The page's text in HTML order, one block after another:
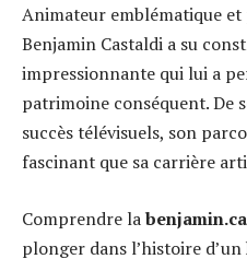
Animateur emblématique
Benjamin Castaldi a su
impressionnante qui lui a
patrimoine conséquent. De
succès télévisuels, son
fascinant que sa carrière
Comprendre la
plonger dans l’histoire